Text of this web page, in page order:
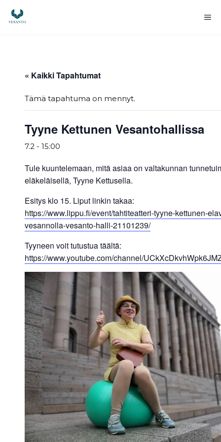
sisältöön
« Kaikki Tapahtumat
Tämä tapahtuma on mennyt.
Tyyne Kettunen Vesantohallissa
7.2 - 15:00
Tule kuuntelemaan, mitä asiaa on valtakunnan
eläkeläisellä, Tyyne Kettusella.
Esitys klo 15. Liput linkin takaa:
https://www.lippu.fi/event/tahtiteatteri-tyyne-kettunen-
vesannolla-vesanto-halli-21101239/
Tyyneen voit tutustua täältä:
https://www.youtube.com/channel/